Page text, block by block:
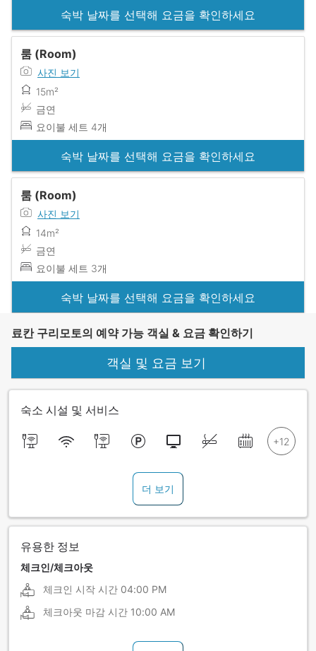
숙박 날짜를 선택해 요금을 확인하세요
룸 (Room)
사진 보기
15m²
금연
요이불 세트 4개
숙박 날짜를 선택해 요금을 확인하세요
룸 (Room)
사진 보기
14m²
금연
요이불 세트 3개
숙박 날짜를 선택해 요금을 확인하세요
료칸 구리모토의 예약 가능 객실 & 요금 확인하기
객실 및 요금 보기
숙소 시설 및 서비스
더 보기
유용한 정보
체크인/체크아웃
체크인 시작 시간 04:00 PM
체크아웃 마감 시간 10:00 AM